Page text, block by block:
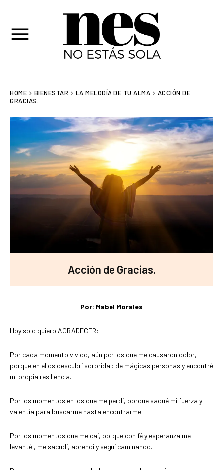
HOME BIENESTAR LA MELODÍA DE TU ALMA
ACCIÓN DE
GRACIAS.
Acción de Gracias.
Por: Mabel Morales
Hoy solo quiero AGRADECER:
Por cada momento vivido, aún por los que me causaron dolor,
porque en ellos descubrí sororidad de mágicas personas y encontré
mi propia resiliencia.
Por los momentos en los que me perdí, porque saqué mi fuerza y
valentía para buscarme hasta encontrarme.
Por los momentos que me caí, porque con fé y esperanza me
levanté , me sacudí, aprendi y seguí caminando.